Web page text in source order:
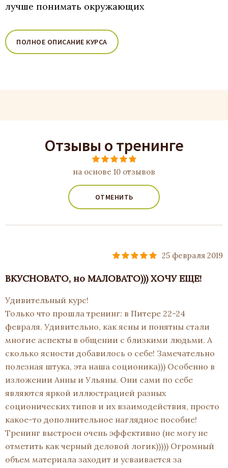
лучше понимать окружающих
ПОЛНОЕ ОПИСАНИЕ КУРСА
Отзывы о тренинге
на основе 10 отзывов
ОТМЕНИТЬ
25 февраля 2019
ВКУСНОВАТО, но МАЛОВАТО))) ХОЧУ ЕЩЕ!
Удивительный курс!
Только что прошла тренинг: в Питере 22-24
февраля. Удивительно, как ясны и понятны стали
многие аспекты в общении с близкими людьми. А
сколько ясности добавилось о себе! Замечательно
полезная штука, эта наша соционика))) Особенно в
изложении Анны и Ульяны. Они сами по себе
являются яркой иллюстрацией разных
соционических типов и их взаимодействия, просто
какое-то дополнительное наглядное пособие!
Тренинг выстроен очень эффективно (не могу не
отметить как черный деловой логик))))) Огромный
объем материала заходит и усваивается за